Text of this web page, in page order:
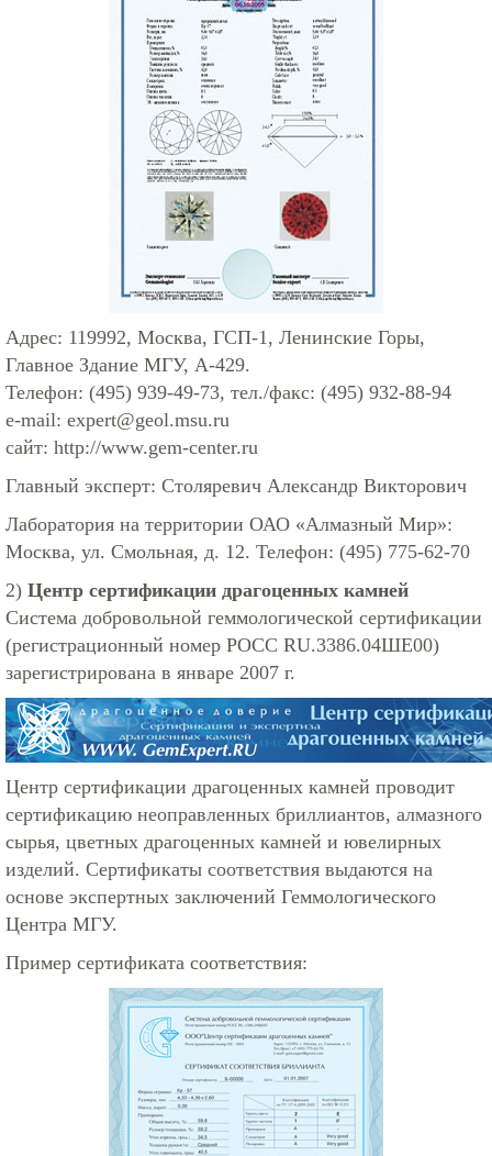
Адрес: 119992, Москва, ГСП-1, Ленинские Горы,
Главное Здание МГУ, А-429.
Телефон: (495) 939-49-73, тел./факс: (495) 932-88-94
e-mail: expert@geol.msu.ru
сайт: http://www.gem-center.ru
Главный эксперт: Столяревич Александр Викторович
Лаборатория на территории ОАО «Алмазный Мир»:
Москва, ул. Смольная, д. 12. Телефон: (495) 775-62-70
2) Центр сертификации драгоценных камней
Система добровольной геммологической сертификации
(регистрационный номер РОСС RU.3386.04ШЕ00)
зарегистрирована в январе 2007 г.
Центр сертификации драгоценных камней проводит
сертификацию неоправленных бриллиантов, алмазного
сырья, цветных драгоценных камней и ювелирных
изделий. Сертификаты соответствия выдаются на
основе экспертных заключений Геммологического
Центра МГУ.
Пример сертификата соответствия: